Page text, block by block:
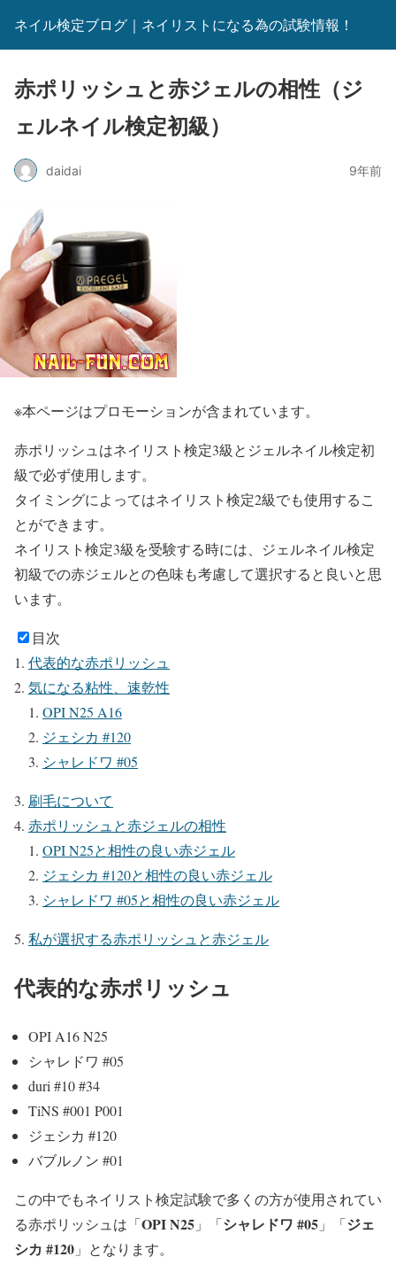
ネイル検定ブログ｜ネイリストになる為の試験情報！
赤ポリッシュと赤ジェルの相性（ジ
ェルネイル検定初級）
daidai 9年前
※本ページはプロモーションが含まれています。
赤ポリッシュはネイリスト検定3級とジェルネイル検定初
級で必ず使用します。
タイミングによってはネイリスト検定2級でも使用するこ
とができます。
ネイリスト検定3級を受験する時には、ジェルネイル検定
初級での赤ジェルとの色味も考慮して選択すると良いと思
います。
目次
代表的な赤ポリッシュ
気になる粘性、速乾性
OPI N25 A16
ジェシカ #120
シャレドワ #05
刷毛について
赤ポリッシュと赤ジェルの相性
OPI N25と相性の良い赤ジェル
ジェシカ #120と相性の良い赤ジェル
シャレドワ #05と相性の良い赤ジェル
私が選択する赤ポリッシュと赤ジェル
代表的な赤ポリッシュ
OPI A16 N25
シャレドワ #05
duri #10 #34
TiNS #001 P001
ジェシカ #120
バブルノン #01
この中でもネイリスト検定試験で多くの方が使用されてい
る赤ポリッシュは「OPI N25 」「シャレドワ #05 」「ジェ
シカ #120 」となります。